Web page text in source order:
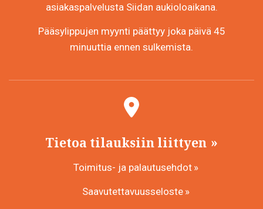
asiakaspalvelusta Siidan aukioloaikana.
Pääsylippujen myynti päättyy joka päivä 45
minuuttia ennen sulkemista.
Tietoa tilauksiin liittyen
Toimitus- ja palautusehdot
Saavutettavuusseloste